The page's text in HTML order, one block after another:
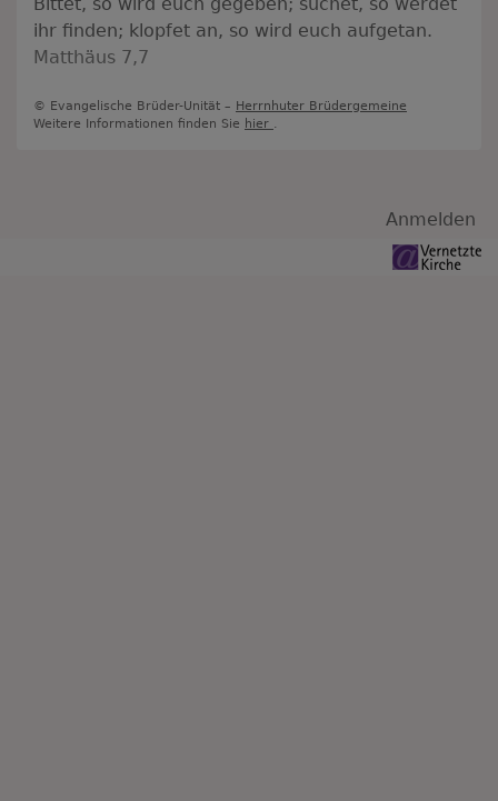
ihr finden; klopfet an, so wird euch aufgetan.
Matthäus 7,7
© Evangelische Brüder-Unität – Herrnhuter Brüdergemeine
Weitere Informationen finden Sie hier .
Anmelden